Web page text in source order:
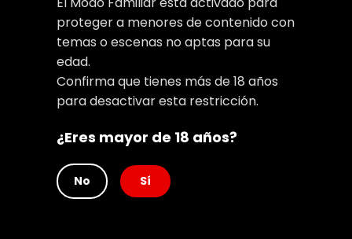
proteger a menores de contenido con
temas o escenas no aptas para su
edad.
Confirma que tienes más de 18 años
para desactivar esta restricción.
¿Eres mayor de 18 años?
No Sí